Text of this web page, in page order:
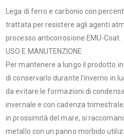
Lega di ferro e carbonio con
trattata per resistere agli agenti
processo anticorrosione EMU-Coat.
USO E MANUTENZIONE
Per mantenere a lungo il prodotto
di conservarlo durante l’inverno in
da evitare le formazioni di
invernale e con cadenza
in prossimità del mare, si
metallo con un panno morbido